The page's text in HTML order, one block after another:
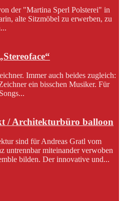
der "Martina Sperl Polsterei" in
alte Sitzmöbel zu erwerben, zu
Immer auch beides zugleich:
ein bisschen Musiker. Für
/ Architekturbüro balloon
sind für Andreas Gratl vom
untrennbar miteinander verwoben
bilden. Der innovative und...